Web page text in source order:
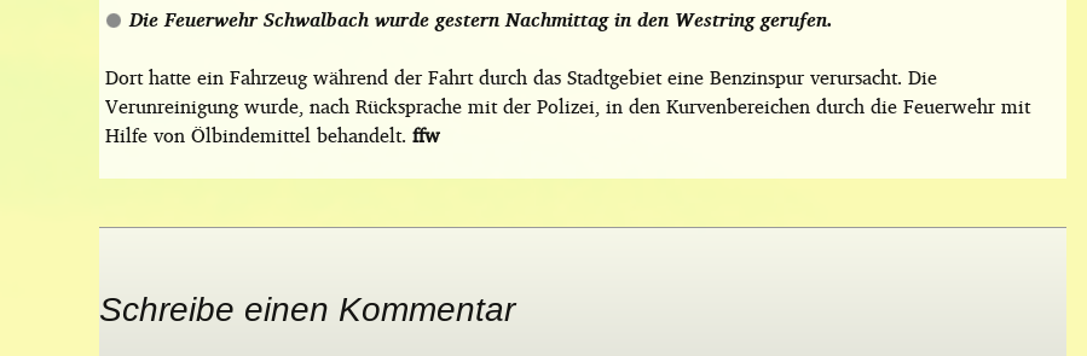
Die Feuerwehr Schwalbach wurde gestern Nachmittag in den Westring gerufen.
Dort hatte ein Fahrzeug während der Fahrt durch das Stadtgebiet eine Benzinspur verursacht. Die
Verunreinigung wurde, nach Rücksprache mit der Polizei, in den Kurvenbereichen durch die Feuerwehr mit
Hilfe von Ölbindemittel behandelt. ffw
Schreibe einen Kommentar